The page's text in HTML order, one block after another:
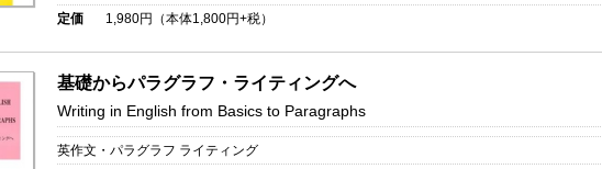
定価
1,980円（本体1,800円+税）
基礎からパラグラフ・ライティングへ
Writing in English from Basics to Paragraphs
英作文・パラグラフ ライティング